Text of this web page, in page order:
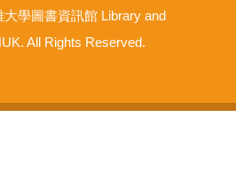
學圖書資訊館 Library and
All Rights Reserved.